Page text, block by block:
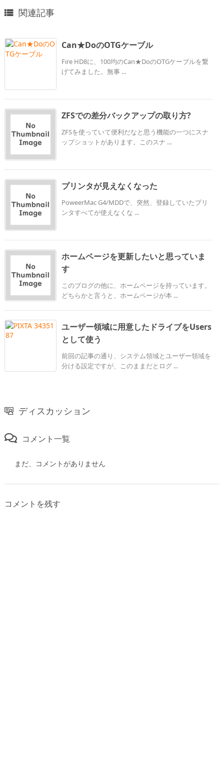
 関連記事
Can★DoのOTGケーブル
Fire HD8に、100均のCan★DoのOTGケーブルを繋
げてみました。無事 ...
ZFSでの差分バックアップの取り方?
ZFSを使っていて便利だなと思う機能の一つにスナ
ップショットがあります。このスナ ...
プリンタが見えなくなった
PoweerMac G4/MDDで、突然、登録していたプリ
ンタすべてが使えなくな ...
ホームページを更新したいと思っていま
す
このブログの他に、ホームページを持っています。
どちらかと言うと、ホームページが本 ...
ユーザー領域に用意したドライブをUsers
として使う
前回の記事の通り、システム領域とユーザー領域を
分ける設定ですが、このままだとログ ...
ディスカッション
コメント一覧
まだ、コメントがありません
コメントを残す